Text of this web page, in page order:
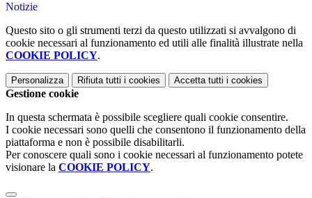
Notizie
Questo sito o gli strumenti terzi da questo utilizzati si avvalgono di
cookie necessari al funzionamento ed utili alle finalità illustrate nella
COOKIE POLICY.
Personalizza Rifiuta tutti i cookies Accetta tutti i cookies
Gestione cookie
In questa schermata è possibile scegliere quali cookie consentire.
I cookie necessari sono quelli che consentono il funzionamento della
piattaforma e non è possibile disabilitarli.
Per conoscere quali sono i cookie necessari al funzionamento potete
visionare la COOKIE POLICY.